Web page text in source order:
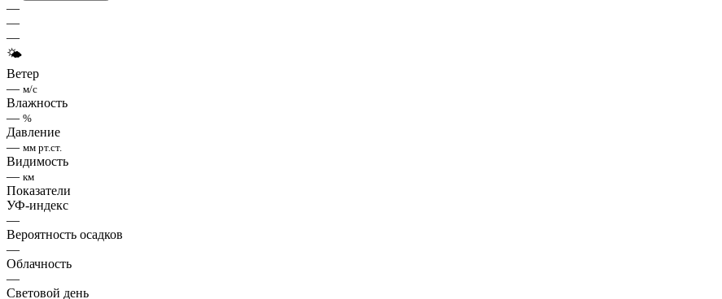
—
—
—
🌤
Ветер
— м/с
Влажность
— %
Давление
— мм рт.ст.
Видимость
— км
Показатели
УФ-индекс
—
Вероятность осадков
—
Облачность
—
Световой день